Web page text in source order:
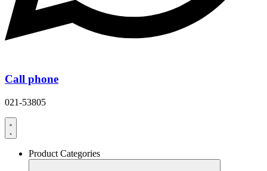
Call phone
021-53805
Product Categories